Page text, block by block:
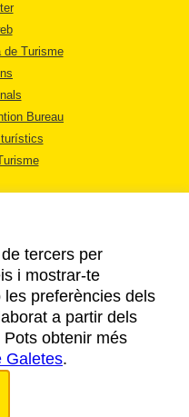
de Turisme
Bureau
tercers per
i mostrar-te
preferències dels
a partir dels
obtenir més
Galetes.